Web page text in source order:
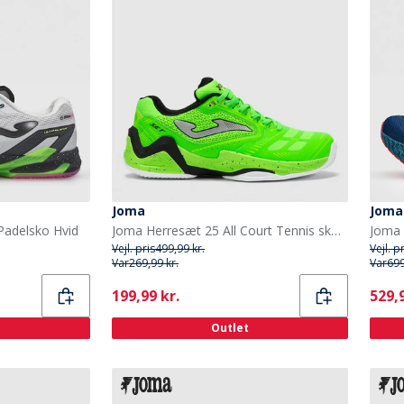
Hvid
Joma
Joma Herresæt 25 All Court Tennis sko Fluorescent Green
Vejl. pris499,99 kr.
Var269,99 kr.
Current
199,99 kr.
Outlet
Joma
Vejl.
Var